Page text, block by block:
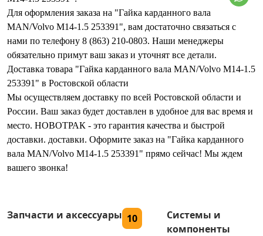
Для оформления заказа на "Гайка карданного вала
MAN/Volvo M14-1.5 253391", вам достаточно связаться с
нами по телефону 8 (863) 210-0803. Наши менеджеры
обязательно примут ваш заказ и уточнят все детали.
Доставка товара "Гайка карданного вала MAN/Volvo M14-1.5
253391" в Ростовской области
Мы осуществляем доставку по всей Ростовской области и
России. Ваш заказ будет доставлен в удобное для вас время и
место. НОВОТРАК - это гарантия качества и быстрой
доставки. доставки. Оформите заказ на "Гайка карданного
вала MAN/Volvo M14-1.5 253391" прямо сейчас! Мы ждем
вашего звонка!
Запчасти и аксессуары 10
Системы и
компоненты